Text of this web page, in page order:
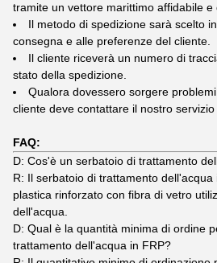
tramite un vettore marittimo affidabile e
Il metodo di spedizione sarà scelto
consegna e alle preferenze del cliente.
Il cliente riceverà un numero di
stato della spedizione.
Qualora dovessero sorgere
cliente deve contattare il nostro servizio
FAQ:
D: Cos'è un serbatoio di trattamento
R: Il serbatoio di trattamento
plastica rinforzato con fibra di vetro
dell'acqua.
D: Qual è la quantità minima di ordine
trattamento dell'acqua in FRP?